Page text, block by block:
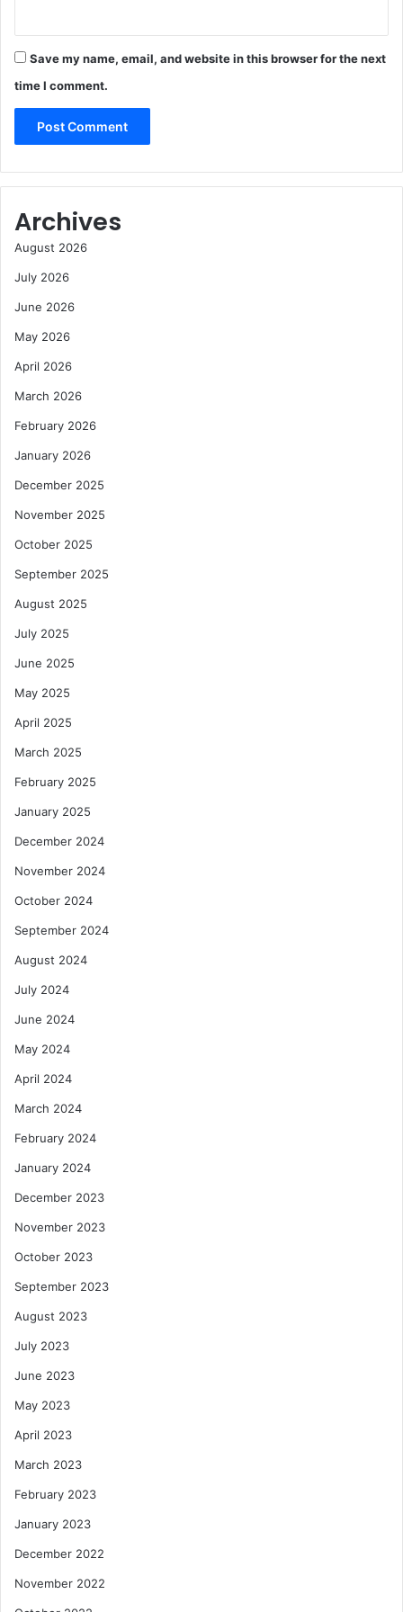
Save my name, email, and website in this browser for the next
time I comment.
Archives
August 2026
July 2026
June 2026
May 2026
April 2026
March 2026
February 2026
January 2026
December 2025
November 2025
October 2025
September 2025
August 2025
July 2025
June 2025
May 2025
April 2025
March 2025
February 2025
January 2025
December 2024
November 2024
October 2024
September 2024
August 2024
July 2024
June 2024
May 2024
April 2024
March 2024
February 2024
January 2024
December 2023
November 2023
October 2023
September 2023
August 2023
July 2023
June 2023
May 2023
April 2023
March 2023
February 2023
January 2023
December 2022
November 2022